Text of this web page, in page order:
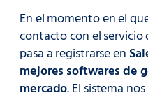
En el momento en el
contacto con el servicio
pasa a registrarse en
mejores softwares de
mercado. El sistema